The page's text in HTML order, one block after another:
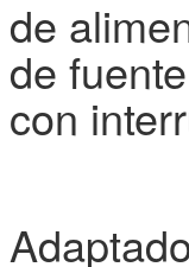
de
de
con